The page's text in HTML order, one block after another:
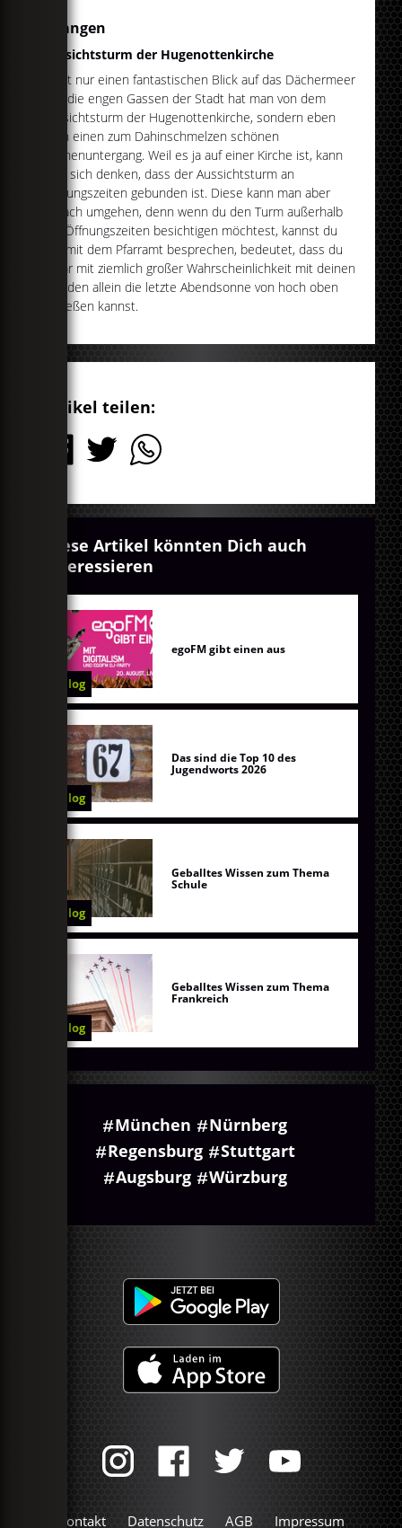
Erlangen
Aussichtsturm der Hugenottenkirche
Nicht nur einen fantastischen Blick auf das Dächermeer
und die engen Gassen der Stadt hat man von dem
Aussichtsturm der Hugenottenkirche, sondern eben
auch einen zum Dahinschmelzen schönen
Sonnenuntergang. Weil es ja auf einer Kirche ist, kann
man sich denken, dass der Aussichtsturm an
Öffnungszeiten gebunden ist. Diese kann man aber
einfach umgehen, denn wenn du den Turm außerhalb
der Öffnungszeiten besichtigen möchtest, kannst du
das mit dem Pfarramt besprechen, bedeutet, dass du
sogar mit ziemlich großer Wahrscheinlichkeit mit deinen
Freuden allein die letzte Abendsonne von hoch oben
genießen kannst.
Artikel teilen:
Diese Artikel könnten Dich auch
interessieren
Blog
egoFM gibt einen aus
Blog
Das sind die Top 10 des
Jugendworts 2026
Blog
Geballtes Wissen zum Thema
Schule
Blog
Geballtes Wissen zum Thema
Frankreich
München
Nürnberg
Regensburg
Stuttgart
Augsburg
Würzburg
Kontakt Datenschutz AGB Impressum